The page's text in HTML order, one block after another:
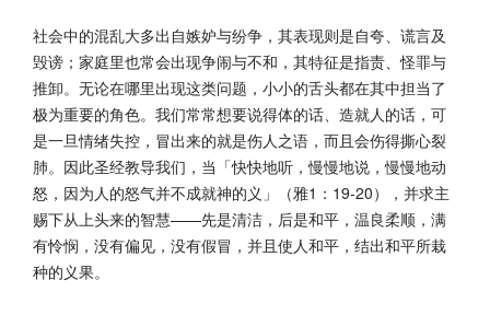
社会中的混乱大多出自嫉妒与纷争，其表现则是自夸、谎言及
毁谤；家庭里也常会出现争闹与不和，其特征是指责、怪罪与
推卸。无论在哪里出现这类问题，小小的舌头都在其中担当了
极为重要的角色。我们常常想要说得体的话、造就人的话，可
是一旦情绪失控，冒出来的就是伤人之语，而且会伤得撕心裂
肺。因此圣经教导我们，当「快快地听，慢慢地说，慢慢地动
怒，因为人的怒气并不成就神的义」（雅1：19-20），并求主
赐下从上头来的智慧——先是清洁，后是和平，温良柔顺，满
有怜悯，没有偏见，没有假冒，并且使人和平，结出和平所栽
种的义果。